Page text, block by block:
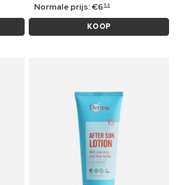
Normale prijs:€6 59
KOOP